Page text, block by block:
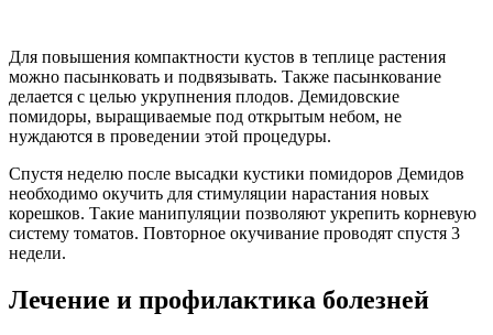
Для повышения компактности кустов в теплице растения
можно пасынковать и подвязывать. Также пасынкование
делается с целью укрупнения плодов. Демидовские
помидоры, выращиваемые под открытым небом, не
нуждаются в проведении этой процедуры.
Спустя неделю после высадки кустики помидоров Демидов
необходимо окучить для стимуляции нарастания новых
корешков. Такие манипуляции позволяют укрепить корневую
систему томатов. Повторное окучивание проводят спустя 3
недели.
Лечение и профилактика болезней